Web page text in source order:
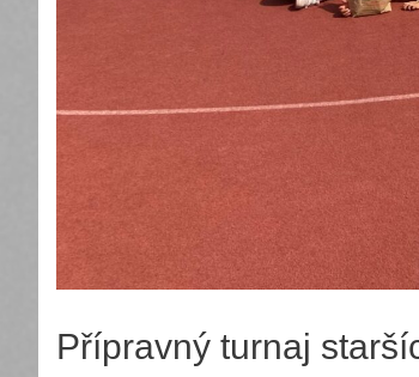
Přípravný turnaj